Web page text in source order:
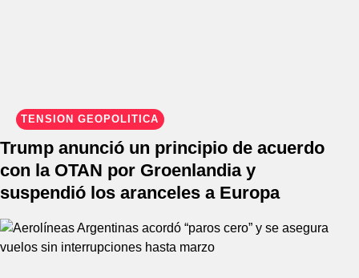
TENSIÓN GEOPOLÍTICA
Trump anunció un principio de acuerdo
con la OTAN por Groenlandia y
suspendió los aranceles a Europa